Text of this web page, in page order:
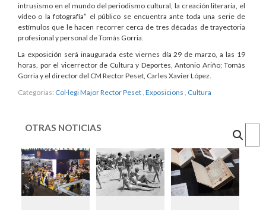
intrusismo en el mundo del periodismo cultural, la creación literaria, el
vídeo o la fotografía” el público se encuentra ante toda una serie de
estímulos que le hacen recorrer cerca de tres décadas de trayectoria
profesional y personal de Tomàs Gorria.
La exposición será inaugurada este viernes día 29 de marzo, a las 19
horas, por el vicerrector de Cultura y Deportes, Antonio Ariño; Tomàs
Gorria y el director del CM Rector Peset, Carles Xavier López.
Categorias: Col·legi Major Rector Peset Exposicions Cultura
OTRAS NOTICIAS